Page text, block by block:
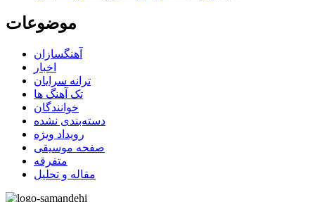
موضوعات
آهنگسازان
اخبار
ترانه سرایان
تک آهنگ ها
خوانندگان
دسته‌بندی نشده
رویداد ویژه
صفحه موسیقی
متفرقه
مقاله و تحلیل